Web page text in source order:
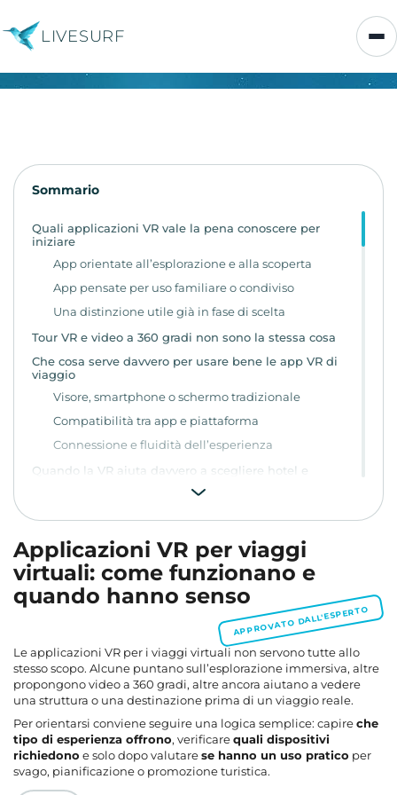
LIVESURF
Sommario
Quali applicazioni VR vale la pena conoscere per
iniziare
App orientate all’esplorazione e alla scoperta
App pensate per uso familiare o condiviso
Una distinzione utile già in fase di scelta
Tour VR e video a 360 gradi non sono la stessa cosa
Che cosa serve davvero per usare bene le app VR di
viaggio
Visore, smartphone o schermo tradizionale
Compatibilità tra app e piattaforma
Connessione e fluidità dell’esperienza
Quando la VR aiuta davvero a scegliere hotel e
Come hotel e agenzie usano i tour VR in chiave
promozionale
Dove la VR ha un ruolo utile nel marketing turistico
Che cosa osservare se stai progettando un contenuto
VR per pellegrinaggi e viaggi spirituali a distanza
Che prospettive hanno i viaggi virtuali in VR oggi
Dove la nicchia resta interessante
Quali limiti restano aperti
Domande frequenti
Applicazioni VR per viaggi
virtuali: come funzionano e
quando hanno senso
APPROVATO DALL'ESPERTO
Le applicazioni VR per i viaggi virtuali non servono tutte allo
stesso scopo. Alcune puntano sull’esplorazione immersiva, altre
propongono video a 360 gradi, altre ancora aiutano a vedere
una struttura o una destinazione prima di un viaggio reale.
Per orientarsi conviene seguire una logica semplice: capireche
tipo di esperienza offrono, verificarequali dispositivi
richiedono e solo dopo valutarese hanno un uso pratico per
svago, pianificazione o promozione turistica.